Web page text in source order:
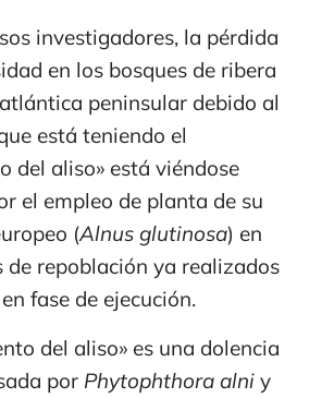
investigadores, la pérdida
en los bosques de ribera
peninsular debido al
está teniendo el
del aliso» está viéndose
el empleo de planta de su
(Alnus glutinosa) en
de repoblación ya realizados
fase de ejecución.
del aliso» es una dolencia
por Phytophthora alniy